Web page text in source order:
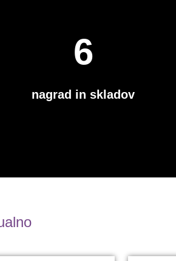
6
nagrad in skladov